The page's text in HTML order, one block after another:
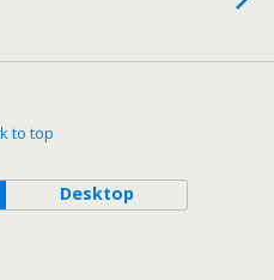
to top
Desktop